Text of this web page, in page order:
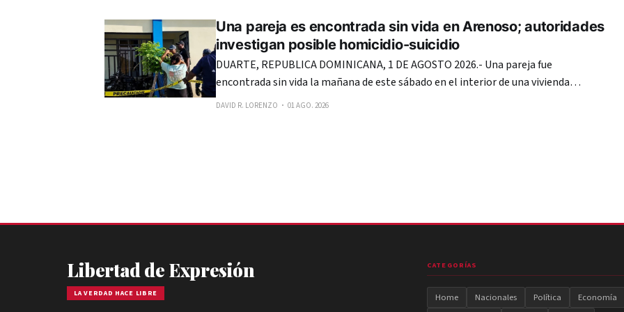
Una pareja es encontrada sin vida en Arenoso; autoridades
investigan posible homicidio-suicidio
DUARTE, REPUBLICA DOMINICANA, 1 DE AGOSTO 2026.- Una pareja fue
encontrada sin vida la mañana de este sábado en el interior de una vivienda
ubicada en la comunidad Los Rieles, del municipio de Arenoso, provincia Duarte. De
DAVID R. LORENZO 01 AGO. 2026
Libertad de Expresión
LA VERDAD HACE LIBRE
CATEGORÍAS
Home Nacionales Política Economía